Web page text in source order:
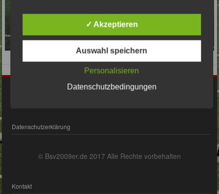
Datenschutzerklärung
© Bsv2009er.de 2017 Alle Rechte vorbehalten
Kontakt
✓ Akzeptieren
Auswahl speichern
Personalisieren
Datenschutzbedingungen